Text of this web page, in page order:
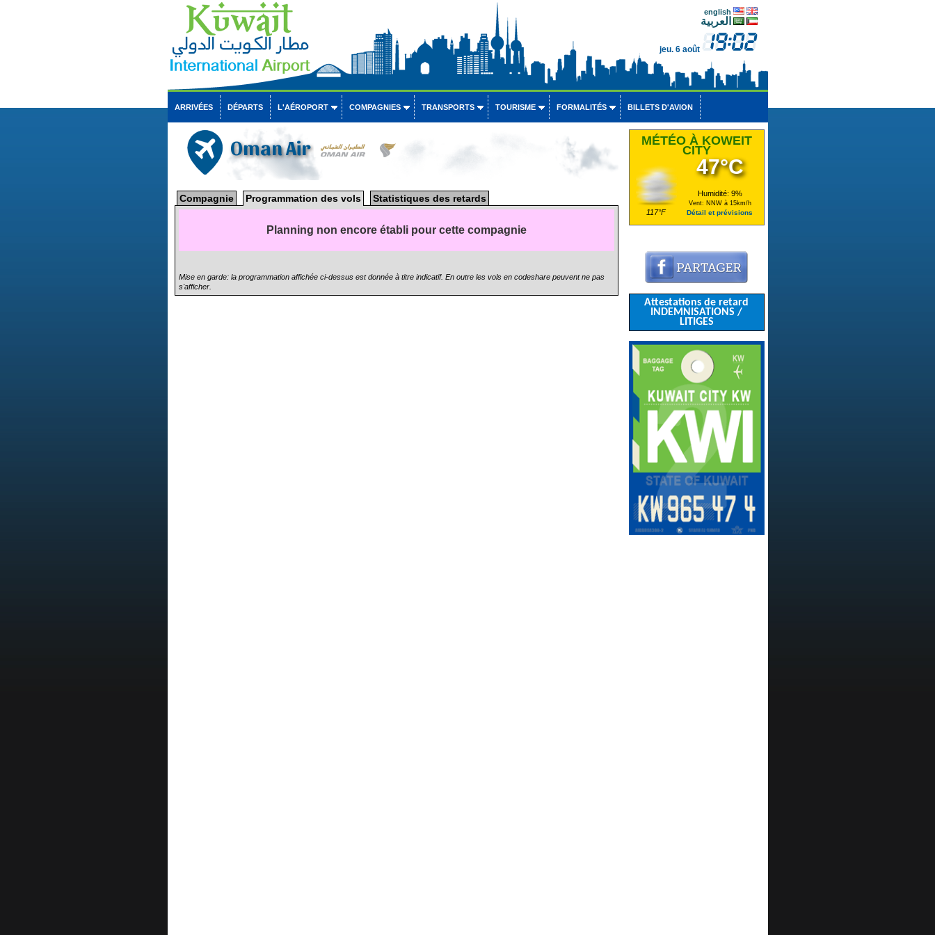
english
العربية
jeu. 6 août
ARRIVÉES DÉPARTS L'AÉROPORT COMPAGNIES TRANSPORTS TOURISME FORMALITÉS BILLETS D'AVION
Oman Air
Compagnie Programmation des vols Statistiques des retards
Planning non encore établi pour cette compagnie
Mise en garde: la programmation affichée ci-dessus est donnée à titre indicatif. En outre les vols en codeshare peuvent ne pas
s'afficher.
MÉTÉO À KOWEIT
CITY
117°F
47°C
Humidité: 9%
Vent: NNW à 15km/h
Détail et prévisions
Attestations de retard
INDEMNISATIONS /
LITIGES